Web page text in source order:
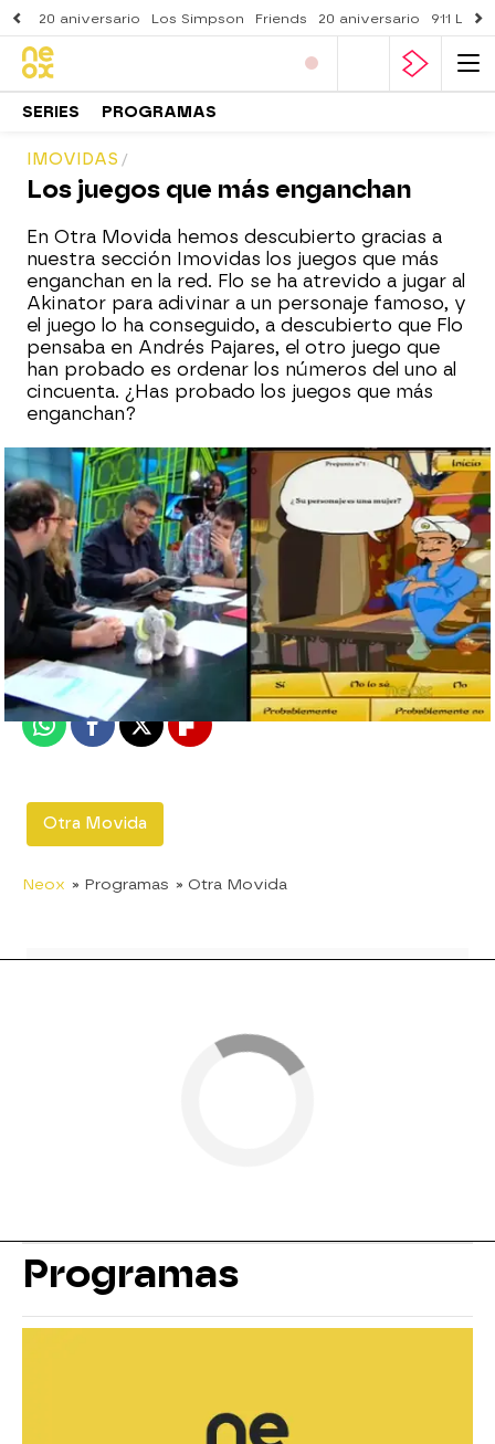
20 aniversario Los Simpson Friends 20 aniversario 911
SERIES PROGRAMAS
IMOVIDAS
Los juegos que más enganchan
En Otra Movida hemos descubierto gracias a
nuestra sección Imovidas los juegos que más
enganchan en la red. Flo se ha atrevido a jugar al
Akinator para adivinar a un personaje famoso, y
el juego lo ha conseguido, a descubierto que Flo
pensaba en Andrés Pajares, el otro juego que
han probado es ordenar los números del uno al
cincuenta. ¿Has probado los juegos que más
enganchan?
neox
Madrid
Publicado:25 de enero de 2012, 17:11
WhatsappFacebook
X Flipboard
Otra Movida
Neox » Programas » Otra Movida
Programas